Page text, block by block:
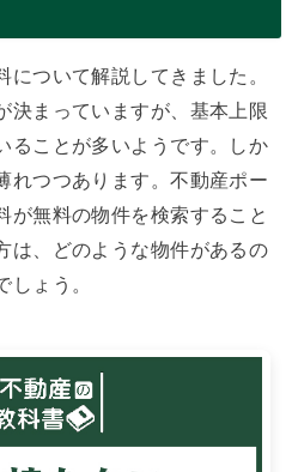
ついて解説してきました。
決まっていますが、基本上限
ることが多いようです。しか
れつつあります。不動産ポー
が無料の物件を検索すること
は、どのような物件があるの
ょう。